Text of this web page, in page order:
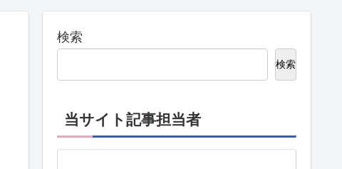
検索
検索
当サイト記事担当者